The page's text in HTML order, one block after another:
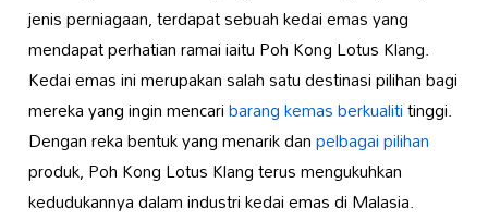
jenis perniagaan, terdapat sebuah kedai emas yang
mendapat perhatian ramai iaitu Poh Kong Lotus Klang.
Kedai emas ini merupakan salah satu destinasi pilihan bagi
mereka yang ingin mencaribarang kemas berkualititinggi.
Dengan reka bentuk yang menarik danpelbagai pilihan
produk, Poh Kong Lotus Klang terus mengukuhkan
kedudukannya dalam industri kedai emas di Malasia.